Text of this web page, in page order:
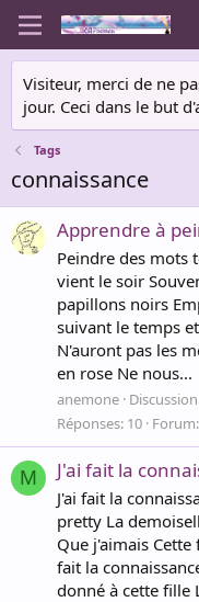
Visiteur, merci de ne
jour. Ceci dans le but
Tags
connaissance
Apprendre à
Peindre des mots
vient le soir
papillons noirs
suivant le temps
N'auront pas les
en rose Ne nous...
anemone Discussion
Réponses: 10 Forum:
M J'ai fait la
J'ai fait la
pretty La
Que j'aimais
fait la
donné à cette fille